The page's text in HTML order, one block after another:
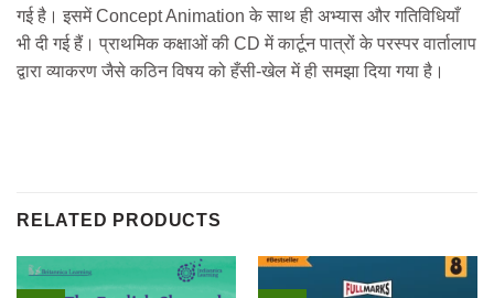
गई है। इसमें Concept Animation के साथ ही अभ्यास और गतिविधियाँ
भी दी गई हैं। प्राथमिक कक्षाओं की CD में कार्टून पात्रों के परस्पर वार्तालाप
द्वारा व्याकरण जैसे कठिन विषय को हँसी-खेल में ही समझा दिया गया है।
RELATED PRODUCTS